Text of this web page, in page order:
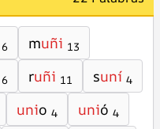
6 muñi 13
6 ruñi 11 suní 4
unio 4 unió 4